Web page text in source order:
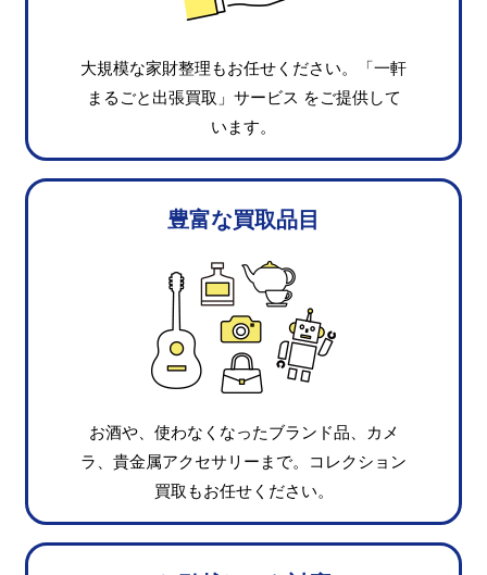
大規模な家財整理もお任せください。「一軒
まるごと出張買取」サービス をご提供して
います。
豊富な買取品目
お酒や、使わなくなったブランド品、
カメ
ラ、貴金属アクセサリーまで。 コレクション
買取もお任せください。